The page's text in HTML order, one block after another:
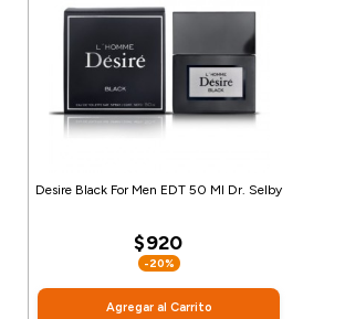
Desire Black For Men EDT 50 Ml Dr. Selby
$920
-20%
Agregar al Carrito